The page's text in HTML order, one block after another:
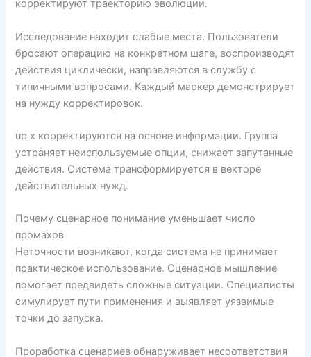
корректируют траекторию эволюции.
Исследование находит слабые места. Пользователи
бросают операцию на конкретном шаге, воспроизводят
действия циклически, направляются в службу с
типичными вопросами. Каждый маркер демонстрирует
на нужду корректировок.
up x корректируются на основе информации. Группа
устраняет неиспользуемые опции, снижает запутанные
действия. Система трансформируется в векторе
действительных нужд.
Почему сценарное понимание уменьшает число
промахов
Неточности возникают, когда система не принимает
практическое использование. Сценарное мышление
помогает предвидеть сложные ситуации. Специалисты
симулирует пути применения и выявляет уязвимые
точки до запуска.
Проработка сценариев обнаруживает несоответствия